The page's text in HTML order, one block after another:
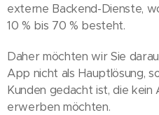
externe Backend-Dienste,
10 % bis 70 % besteht.
Daher möchten wir Sie
App nicht als Hauptlösung,
Kunden gedacht ist, die
erwerben möchten.